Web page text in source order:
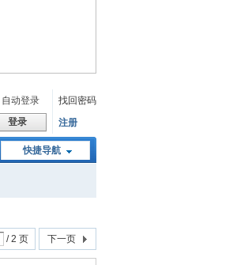
自动登录
找回密码
登录 注册
快捷导航
/ 2 页 下一页